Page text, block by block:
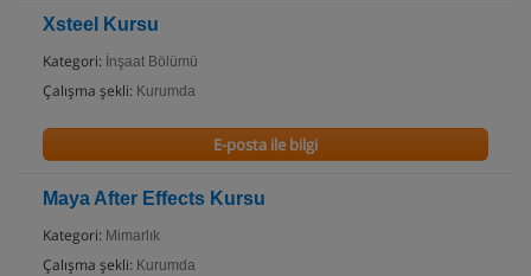
Xsteel Kursu
Kategori: İnşaat Bölümü
Çalışma şekli: Kurumda
E-posta ile bilgi
Maya After Effects Kursu
Kategori: Mimarlık
Çalışma şekli: Kurumda